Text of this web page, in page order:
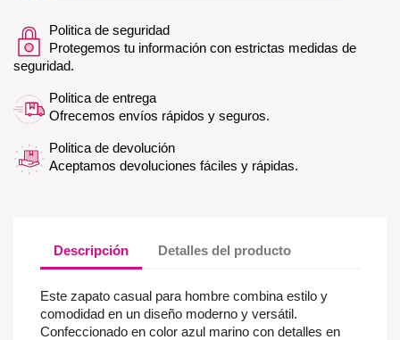
Politica de seguridad
Protegemos tu información con estrictas medidas de
seguridad.
Politica de entrega
Ofrecemos envíos rápidos y seguros.
Politica de devolución
Aceptamos devoluciones fáciles y rápidas.
Descripción Detalles del producto
Este zapato casual para hombre combina estilo y
comodidad en un diseño moderno y versátil.
Confeccionado en color azul marino con detalles en